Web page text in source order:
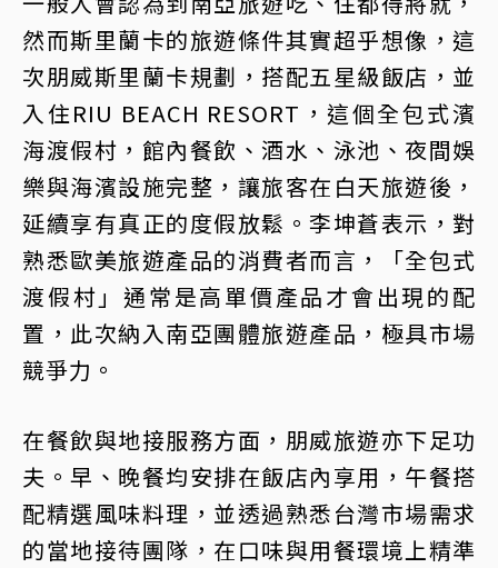
然而斯里蘭卡的旅遊條件其實超乎想像，這
次朋威斯里蘭卡規劃，搭配五星級飯店，並
入住RIU BEACH RESORT，這個全包式濱
海渡假村，館內餐飲、酒水、泳池、夜間娛
樂與海濱設施完整，讓旅客在白天旅遊後，
延續享有真正的度假放鬆。李坤蒼表示，對
熟悉歐美旅遊產品的消費者而言，「全包式
渡假村」通常是高單價產品才會出現的配
置，此次納入南亞團體旅遊產品，極具市場
競爭力。
在餐飲與地接服務方面，朋威旅遊亦下足功
夫。早、晚餐均安排在飯店內享用，午餐搭
配精選風味料理，並透過熟悉台灣市場需求
的當地接待團隊，在口味與用餐環境上精準